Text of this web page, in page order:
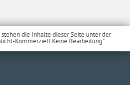
stehen die Inhalte dieser Seite unter der